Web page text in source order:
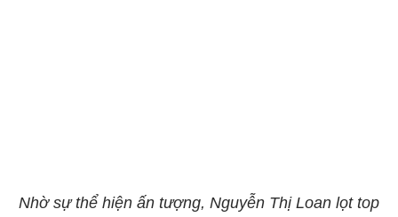
Nhờ sự thể hiện ấn tượng, Nguyễn Thị Loan lọt top